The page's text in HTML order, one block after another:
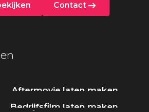
Contact
Aftermovie laten maken
Bedrijfsfilm laten maken